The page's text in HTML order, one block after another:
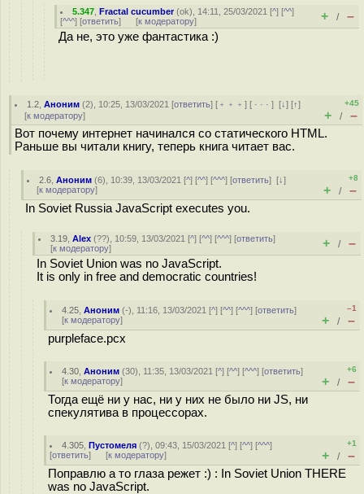
5.347 ,Fractal cucumber(ok), 14:11, 25/03/2021 [^] [^^]
[^^^] [ответить] [к модератору] + / –
Да не, это уже фантастика :)
1.2 ,Аноним (2), 10:25, 13/03/2021 [ответить] [ ﹢﹢﹢] [ · · ·][↓] [↑]
[к модератору]
+45
+ / –
Вот почему интернет начинался со статического HTML.
Раньше вы читали книгу, теперь книга читает вас.
2.6 ,Аноним (6), 10:39, 13/03/2021 [^] [^^] [^^^] [ответить][↓]
[к модератору]
+8
+ / –
In Soviet Russia JavaScript executes you.
3.19 ,Alex (??), 10:59, 13/03/2021 [^] [^^] [^^^] [ответить]
[к модератору] + / –
In Soviet Union was no JavaScript.
It is only in free and democratic countries!
4.25 ,Аноним (-), 11:16, 13/03/2021 [^] [^^] [^^^] [ответить]
[к модератору]
–1
+ / –
purpleface.pcx
4.30 ,Аноним (30), 11:35, 13/03/2021 [^] [^^] [^^^] [ответить]
[к модератору]
+6
+ / –
Тогда ещё ни у нас, ни у них не было ни JS, ни
спекулятива в процессорах.
4.305 ,Пустомеля (?), 09:43, 15/03/2021 [^] [^^] [^^^]
[ответить] [к модератору]
+1
+ / –
Поправлю а то глаза режет :) : In Soviet Union THERE
was no JavaScript.